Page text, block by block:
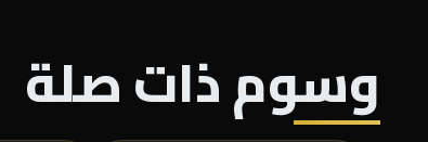
وسوم ذات صلة